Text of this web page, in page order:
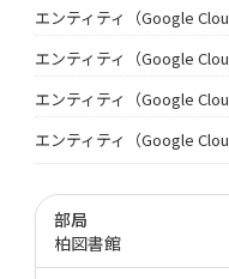
エンティティ（Google
エンティティ（Google
エンティティ（Google
エンティティ（Google
部局
柏図書館